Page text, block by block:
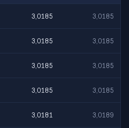
3,0185 3,0185
3,0185 3,0185
3,0185 3,0185
3,0185 3,0185
3,0181 3,0189